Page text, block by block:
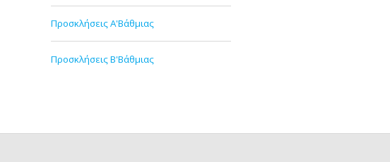
Προσκλήσεις Α'Βάθμιας
Προσκλήσεις Β'Βάθμιας